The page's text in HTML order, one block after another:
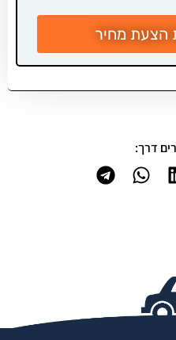
הצעת מחיר
דרך: